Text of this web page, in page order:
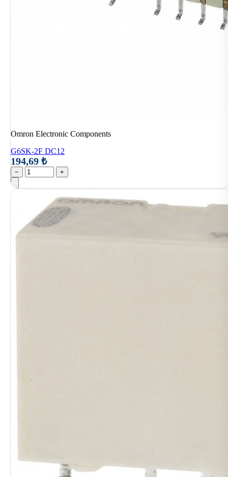
Omron Electronic Components
G6SK-2F DC12
194,69 ₺
− +